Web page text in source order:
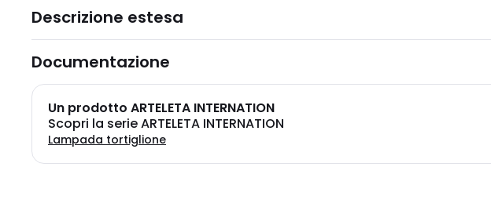
Descrizione estesa
Documentazione
Un prodotto ARTELETA INTERNATION
Scopri la serie ARTELETA INTERNATION
Lampada tortiglione